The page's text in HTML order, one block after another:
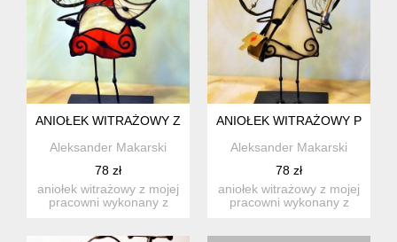
ANIOŁEK WITRAŻOWY Z KOTEM
Aleksander Makarski
78 zł
aniołek witrażowy z mojej
pracowni wykonany z
ANIOŁEK WITRAŻOWY
Aleksander Makarski
78 zł
aniołek witrażowy z mojej
pracowni wykonany z